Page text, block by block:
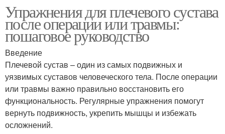
Упражнения для плечевого сустава
после операции или травмы:
пошаговое руководство
Введение
Плечевой сустав – один из самых подвижных и
уязвимых суставов человеческого тела. После операции
или травмы важно правильно восстановить его
функциональность. Регулярные упражнения помогут
вернуть подвижность, укрепить мышцы и избежать
осложнений.